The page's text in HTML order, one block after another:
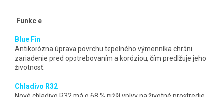
Funkcie
Blue Fin
Antikorózna úprava povrchu tepelného výmenníka chráni
zariadenie pred opotrebovaním a koróziou, čím predlžuje jeho
životnosť.
Chladivo R32
Nové chladivo R32 má o 68 % nižší vplyv na životné prostredie